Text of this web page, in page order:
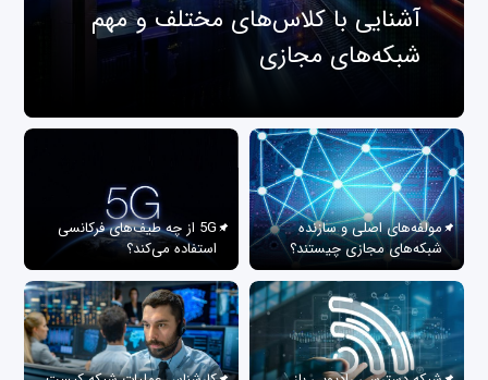
آشنایی با کلاس‌های مختلف و مهم
شبکه‌های مجازی
مولفه‌های اصلی و سازنده
شبکه‌های مجازی چیستند؟
5G از چه طیف‌های فرکانسی
استفاده می‌کند؟